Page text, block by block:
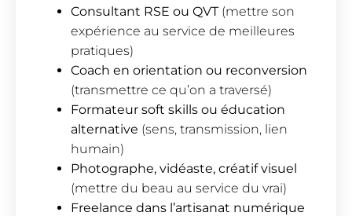
Consultant RSE ou QVT(mettre son
expérience au service de meilleures
pratiques)
Coach en orientation ou reconversion
(transmettre ce qu’on a traversé)
Formateur soft skills ou éducation
alternative (sens, transmission, lien
humain)
Photographe, vidéaste, créatif visuel
(mettre du beau au service du vrai)
Freelance dans l’artisanat numérique